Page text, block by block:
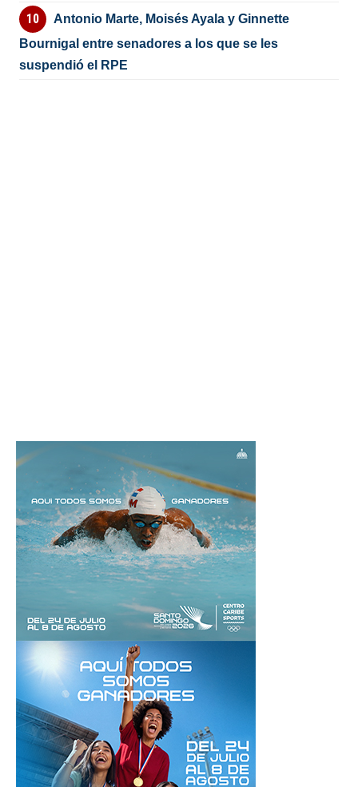
Antonio Marte, Moisés Ayala y Ginnette
Bournigal entre senadores a los que se les
suspendió el RPE